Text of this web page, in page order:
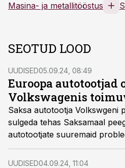
Masina- ja metallitööstus
SEOTUD LOOD
UUDISED05.09.24, 08:49
Euroopa autotootjad
Volkswagenis
Saksa autotootja Volkswgeni
sulgeda tehas Saksamaal
autotootjate suuremaid
on suutmatus konkureerida
toodanguga, prognoosib
UUDISED04.09.24, 11:04